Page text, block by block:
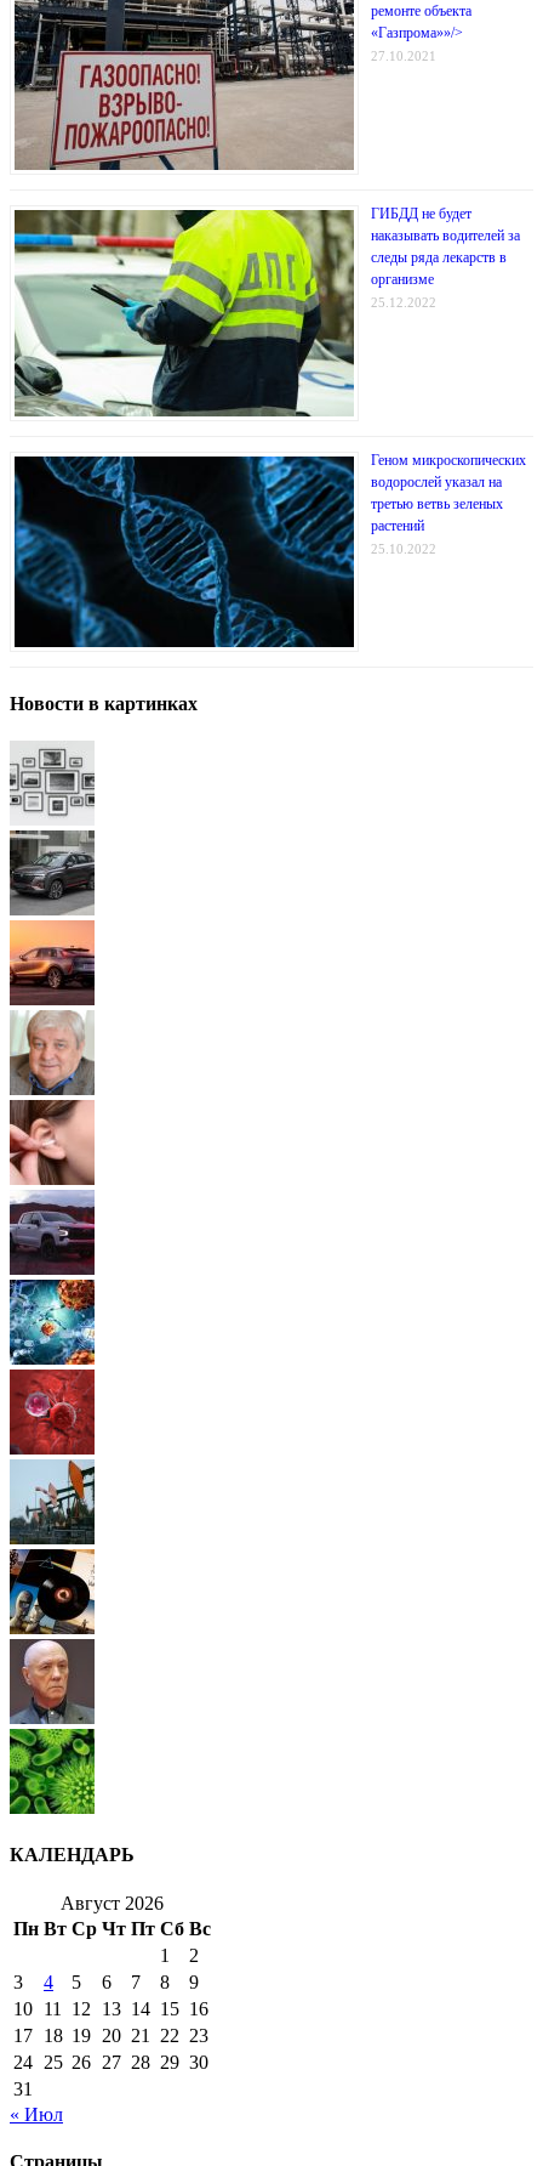
ремонте объекта
«Газпрома»»/>
27.10.2021
ГИБДД не будет
наказывать водителей за
следы ряда лекарств в
организме
25.12.2022
Геном микроскопических
водорослей указал на
третью ветвь зеленых
растений
25.10.2022
Новости в картинках
КАЛЕНДАРЬ
Август 2026
Пн Вт Ср Чт Пт Сб Вс
1
2
3
4 5 6 7 8
9
10 11 12 13 14 15 16
17 18 19 20 21 22 23
24 25 26 27 28 29 30
31
« Июл
Страницы